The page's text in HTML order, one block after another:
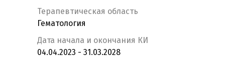
Терапевтическая область
Гематология
Дата начала и окончания КИ
04.04.2023 - 31.03.2028